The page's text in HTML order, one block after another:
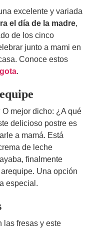
excelente y variada
el día de la madre,
de los cinco
junto a mami en
Conoce estos
.
mejor dicho: ¿A qué
delicioso postre es
a mamá. Está
de leche
finalmente
Una opción
especial.
las fresas y este